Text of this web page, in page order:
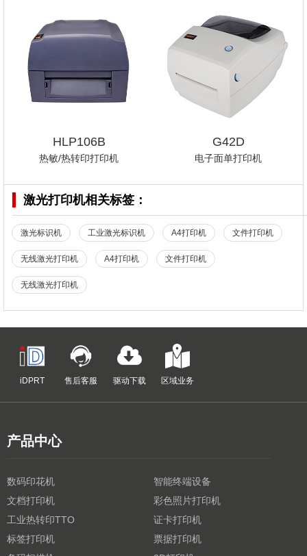
HLP106B
热敏/热转印打印机
G42D
电子面单打印机
激光打印机相关标签：
激光标识机 工业激光标识机 A4打印机 文件打印机
无线激光打印机 A4打印机 文件打印机
无线激光打印机
iDPRT 售后客服 驱动下载 区域业务
产品中心
数码印花机
智能终端设备
文档打印机
彩色照片打印机
工业热转印TTO
证卡打印机
标签打印机
票据打印机